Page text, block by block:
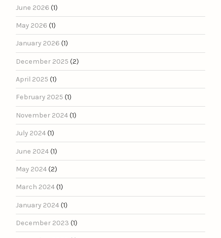
June 2026 (1)
May 2026 (1)
January 2026 (1)
December 2025 (2)
April 2025 (1)
February 2025 (1)
November 2024(1)
July 2024(1)
June 2024(1)
May 2024(2)
March 2024(1)
January 2024(1)
December 2023 (1)